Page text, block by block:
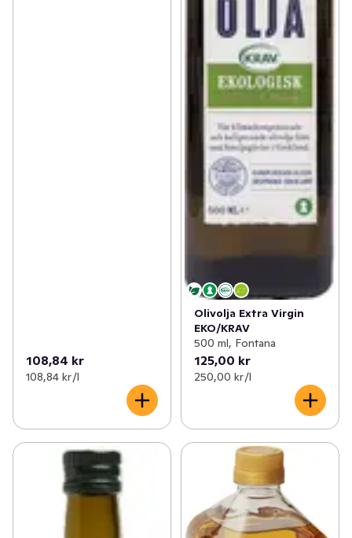
108,84 kr
108,84 kr /l
Olivolja Extra Virgin
EKO/KRAV
500 ml, Fontana
125,00 kr
250,00 kr /l